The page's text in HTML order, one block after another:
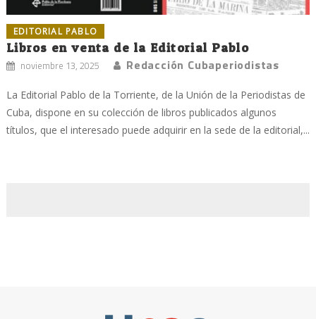
EDITORIAL PABLO
Libros en venta de la Editorial Pablo
noviembre 13, 2025 Redacción Cubaperiodistas
La Editorial Pablo de la Torriente, de la Unión de la Periodistas de
Cuba, dispone en su colección de libros publicados algunos
títulos, que el interesado puede adquirir en la sede de la editorial,...